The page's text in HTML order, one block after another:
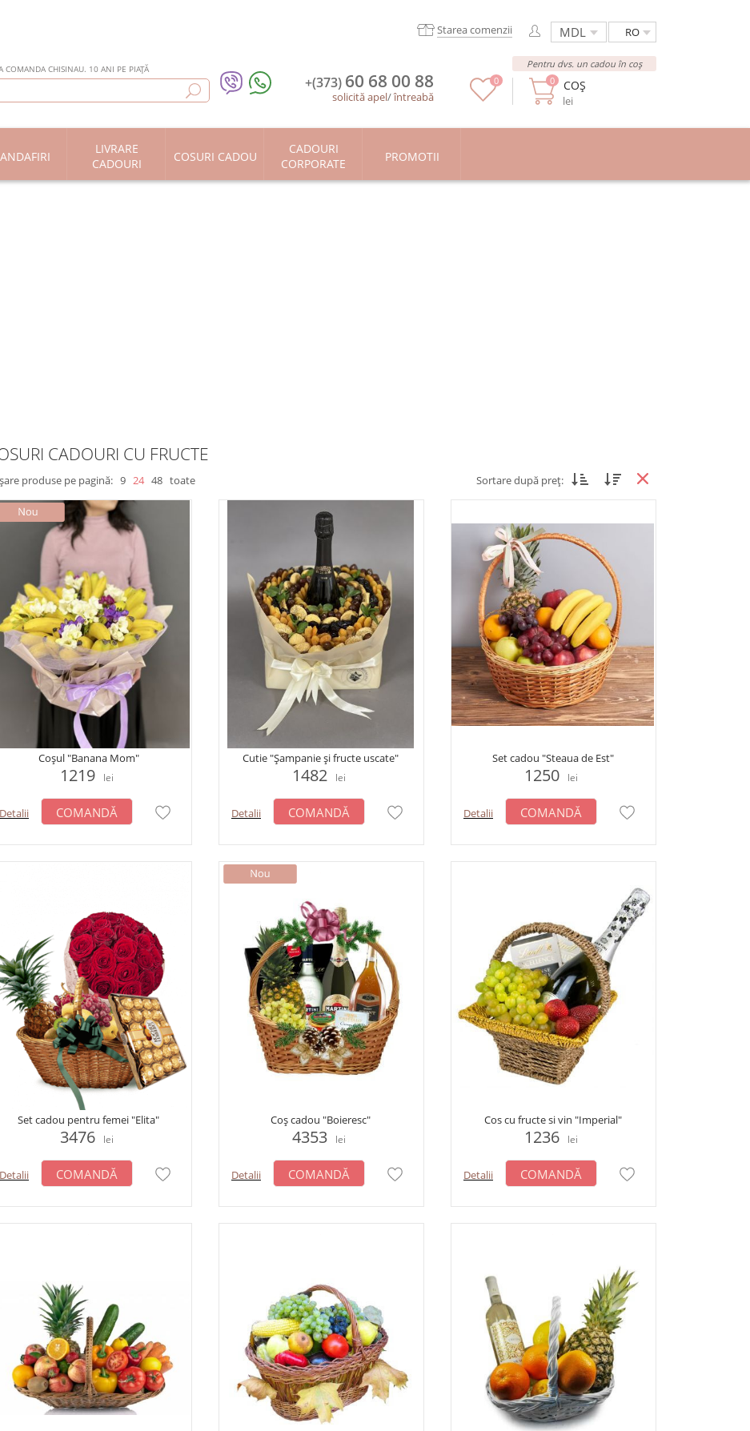
COMANDA CHISINAU. 10 ANI PE PIAȚĂ
RO
Starea comenzii
COȘ
lei
0
Pentru dvs. un cadou în coș
0
+(373) 60 68 00 88
solicită apel/întreabă
LIVRARE
CADOURI
COSURI CADOU
CADOURI
CORPORATE
PROMOTII
CADOURI CU FRUCTE
produse pe pagină: 9 24 48 toate Sortare după preț:
Coșul "Banana Mom"
1219 lei
Detalii COMANDĂ
Cutie "Șampanie și fructe uscate"
1482 lei
Detalii COMANDĂ
Set cadou "Steaua de Est"
1250 lei
Detalii COMANDĂ
Set cadou pentru femei "Elita"
3476 lei
Detalii COMANDĂ
Coș cadou "Boieresc"
4353 lei
Detalii COMANDĂ
Cos cu fructe si vin "Imperial"
1236 lei
Detalii COMANDĂ